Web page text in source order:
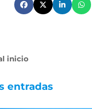
inicio
entradas